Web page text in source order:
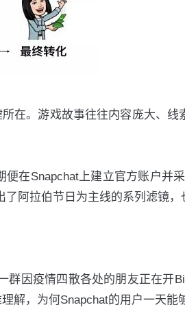
在。游戏故事往往内容庞大、
在Snapchat上建立官方账户并
阿拉伯节日为主线的系列滤镜，
因疫情四散各处的朋友正在开
解，为何Snapchat的用户一天能